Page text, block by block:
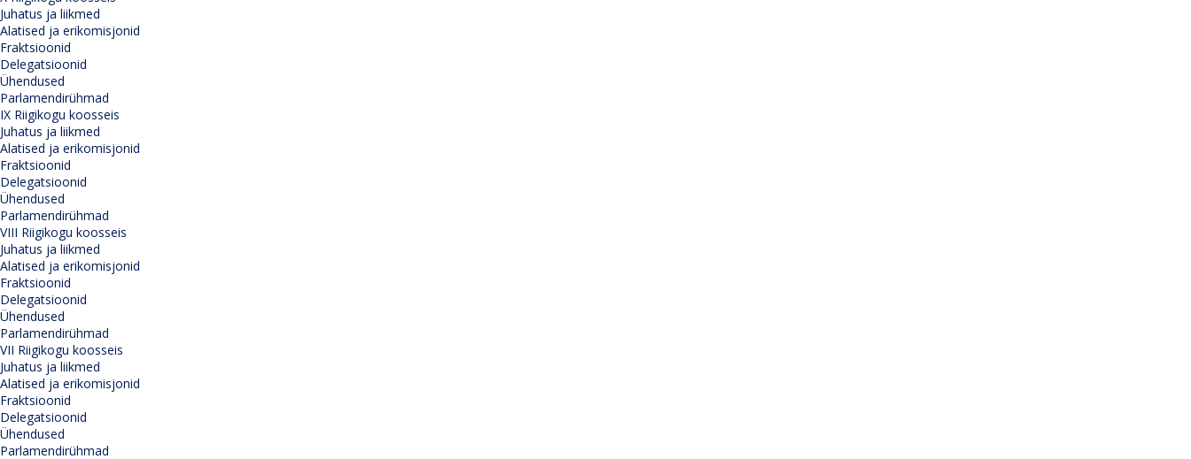
Juhatus ja liikmed
Alatised ja erikomisjonid
Fraktsioonid
Delegatsioonid
Ühendused
Parlamendirühmad
IX Riigikogu koosseis
Juhatus ja liikmed
Alatised ja erikomisjonid
Fraktsioonid
Delegatsioonid
Ühendused
Parlamendirühmad
VIII Riigikogu koosseis
Juhatus ja liikmed
Alatised ja erikomisjonid
Fraktsioonid
Delegatsioonid
Ühendused
Parlamendirühmad
VII Riigikogu koosseis
Juhatus ja liikmed
Alatised ja erikomisjonid
Fraktsioonid
Delegatsioonid
Ühendused
Parlamendirühmad